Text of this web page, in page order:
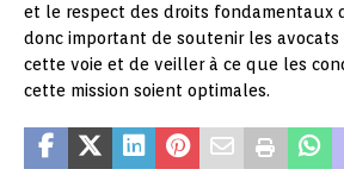
et le respect des droits fondamentaux
donc important de soutenir les avocats
cette voie et de veiller à ce que les
cette mission soient optimales.